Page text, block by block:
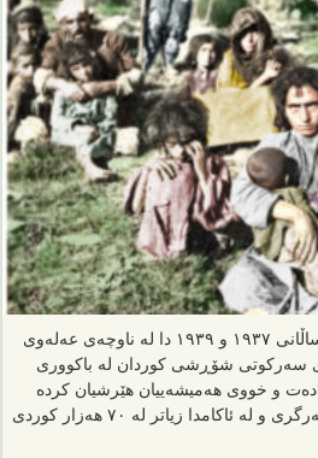
کۆمەڵکۆژی دەرسیم لە ماوەی ساڵانی ١٩٣٧ و ١٩٣٩ دا لە ناوچەی عەلەوی
سەرکوتی شۆڕشی کوردان لە باکووری
و خووی هەمیشەییان هێرشیان کردە
سەر خەڵکی بێ دەرەتان و بێ بەرگری و لە ئاکامدا زیاتر لە ٧٠ هەزار کوردی